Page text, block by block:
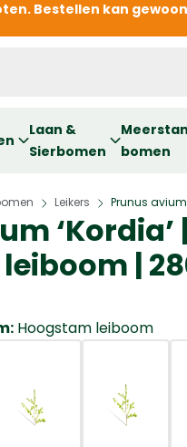
Bestellen kan
Laan &
Sierbomen
bomen
» Leikers » Prunus avium ‘Kordia’ |
‘Kordia’ |
|
Hoogstam leiboom